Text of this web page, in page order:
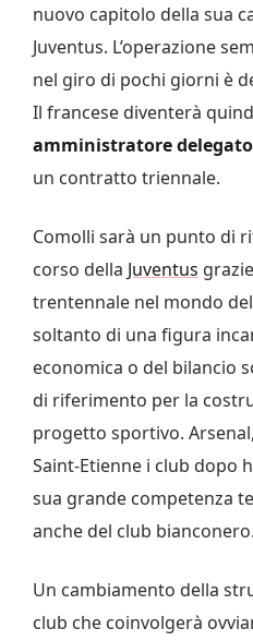
nuovo capitolo della sua
Juventus. L’operazione
nel giro di pochi giorni è
Il francese diventerà
amministratore delegato
un contratto triennale.
Comolli sarà un punto di
corso della Juventus
trentennale nel mondo
soltanto di una figura
economica o del bilancio
di riferimento per la
progetto sportivo.
Saint-Etienne i club dopo
sua grande competenza
anche del club bianconero.
Un cambiamento della
club che coinvolgerà